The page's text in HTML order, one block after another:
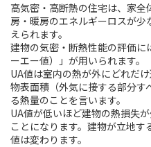
高気密・高断熱の住宅は、家
房・暖房のエネルギーロスが少
えられます。
建物の気密・断熱性能の評価
ーエー値）」が用いられます。
UA値は室内の熱が外にどれだ
物表面積（外気に接する部分す
る熱量のことを言います。
UA値が低いほど建物の熱損失
ことになります。建物が立地
値は変わります。